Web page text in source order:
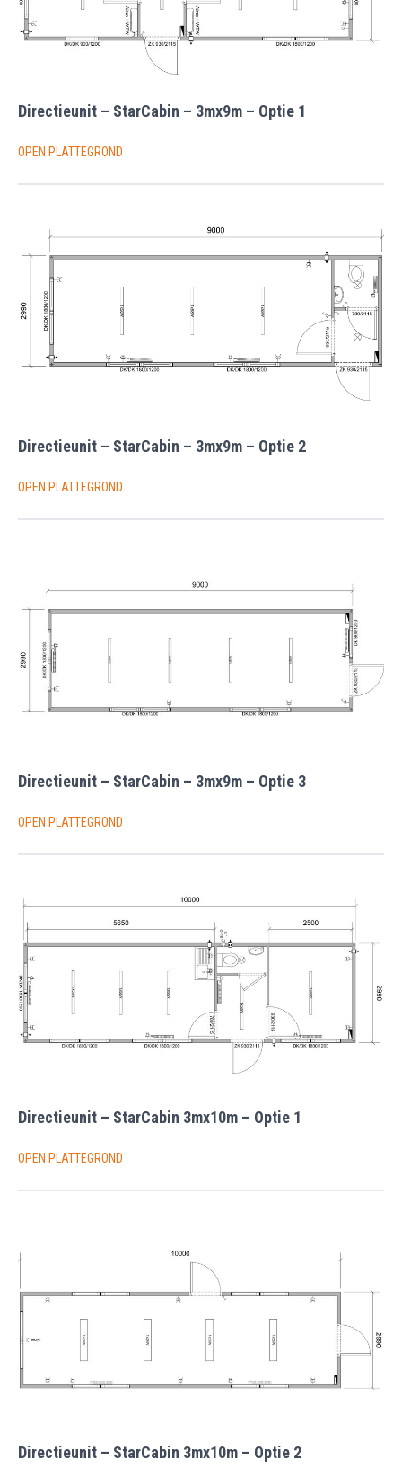
Directieunit – StarCabin – 3mx9m – Optie 1
OPEN PLATTEGROND
Directieunit – StarCabin – 3mx9m – Optie 2
OPEN PLATTEGROND
Directieunit – StarCabin – 3mx9m – Optie 3
OPEN PLATTEGROND
Directieunit – StarCabin 3mx10m – Optie 1
OPEN PLATTEGROND
Directieunit – StarCabin 3mx10m – Optie 2